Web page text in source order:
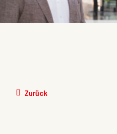
Zurück